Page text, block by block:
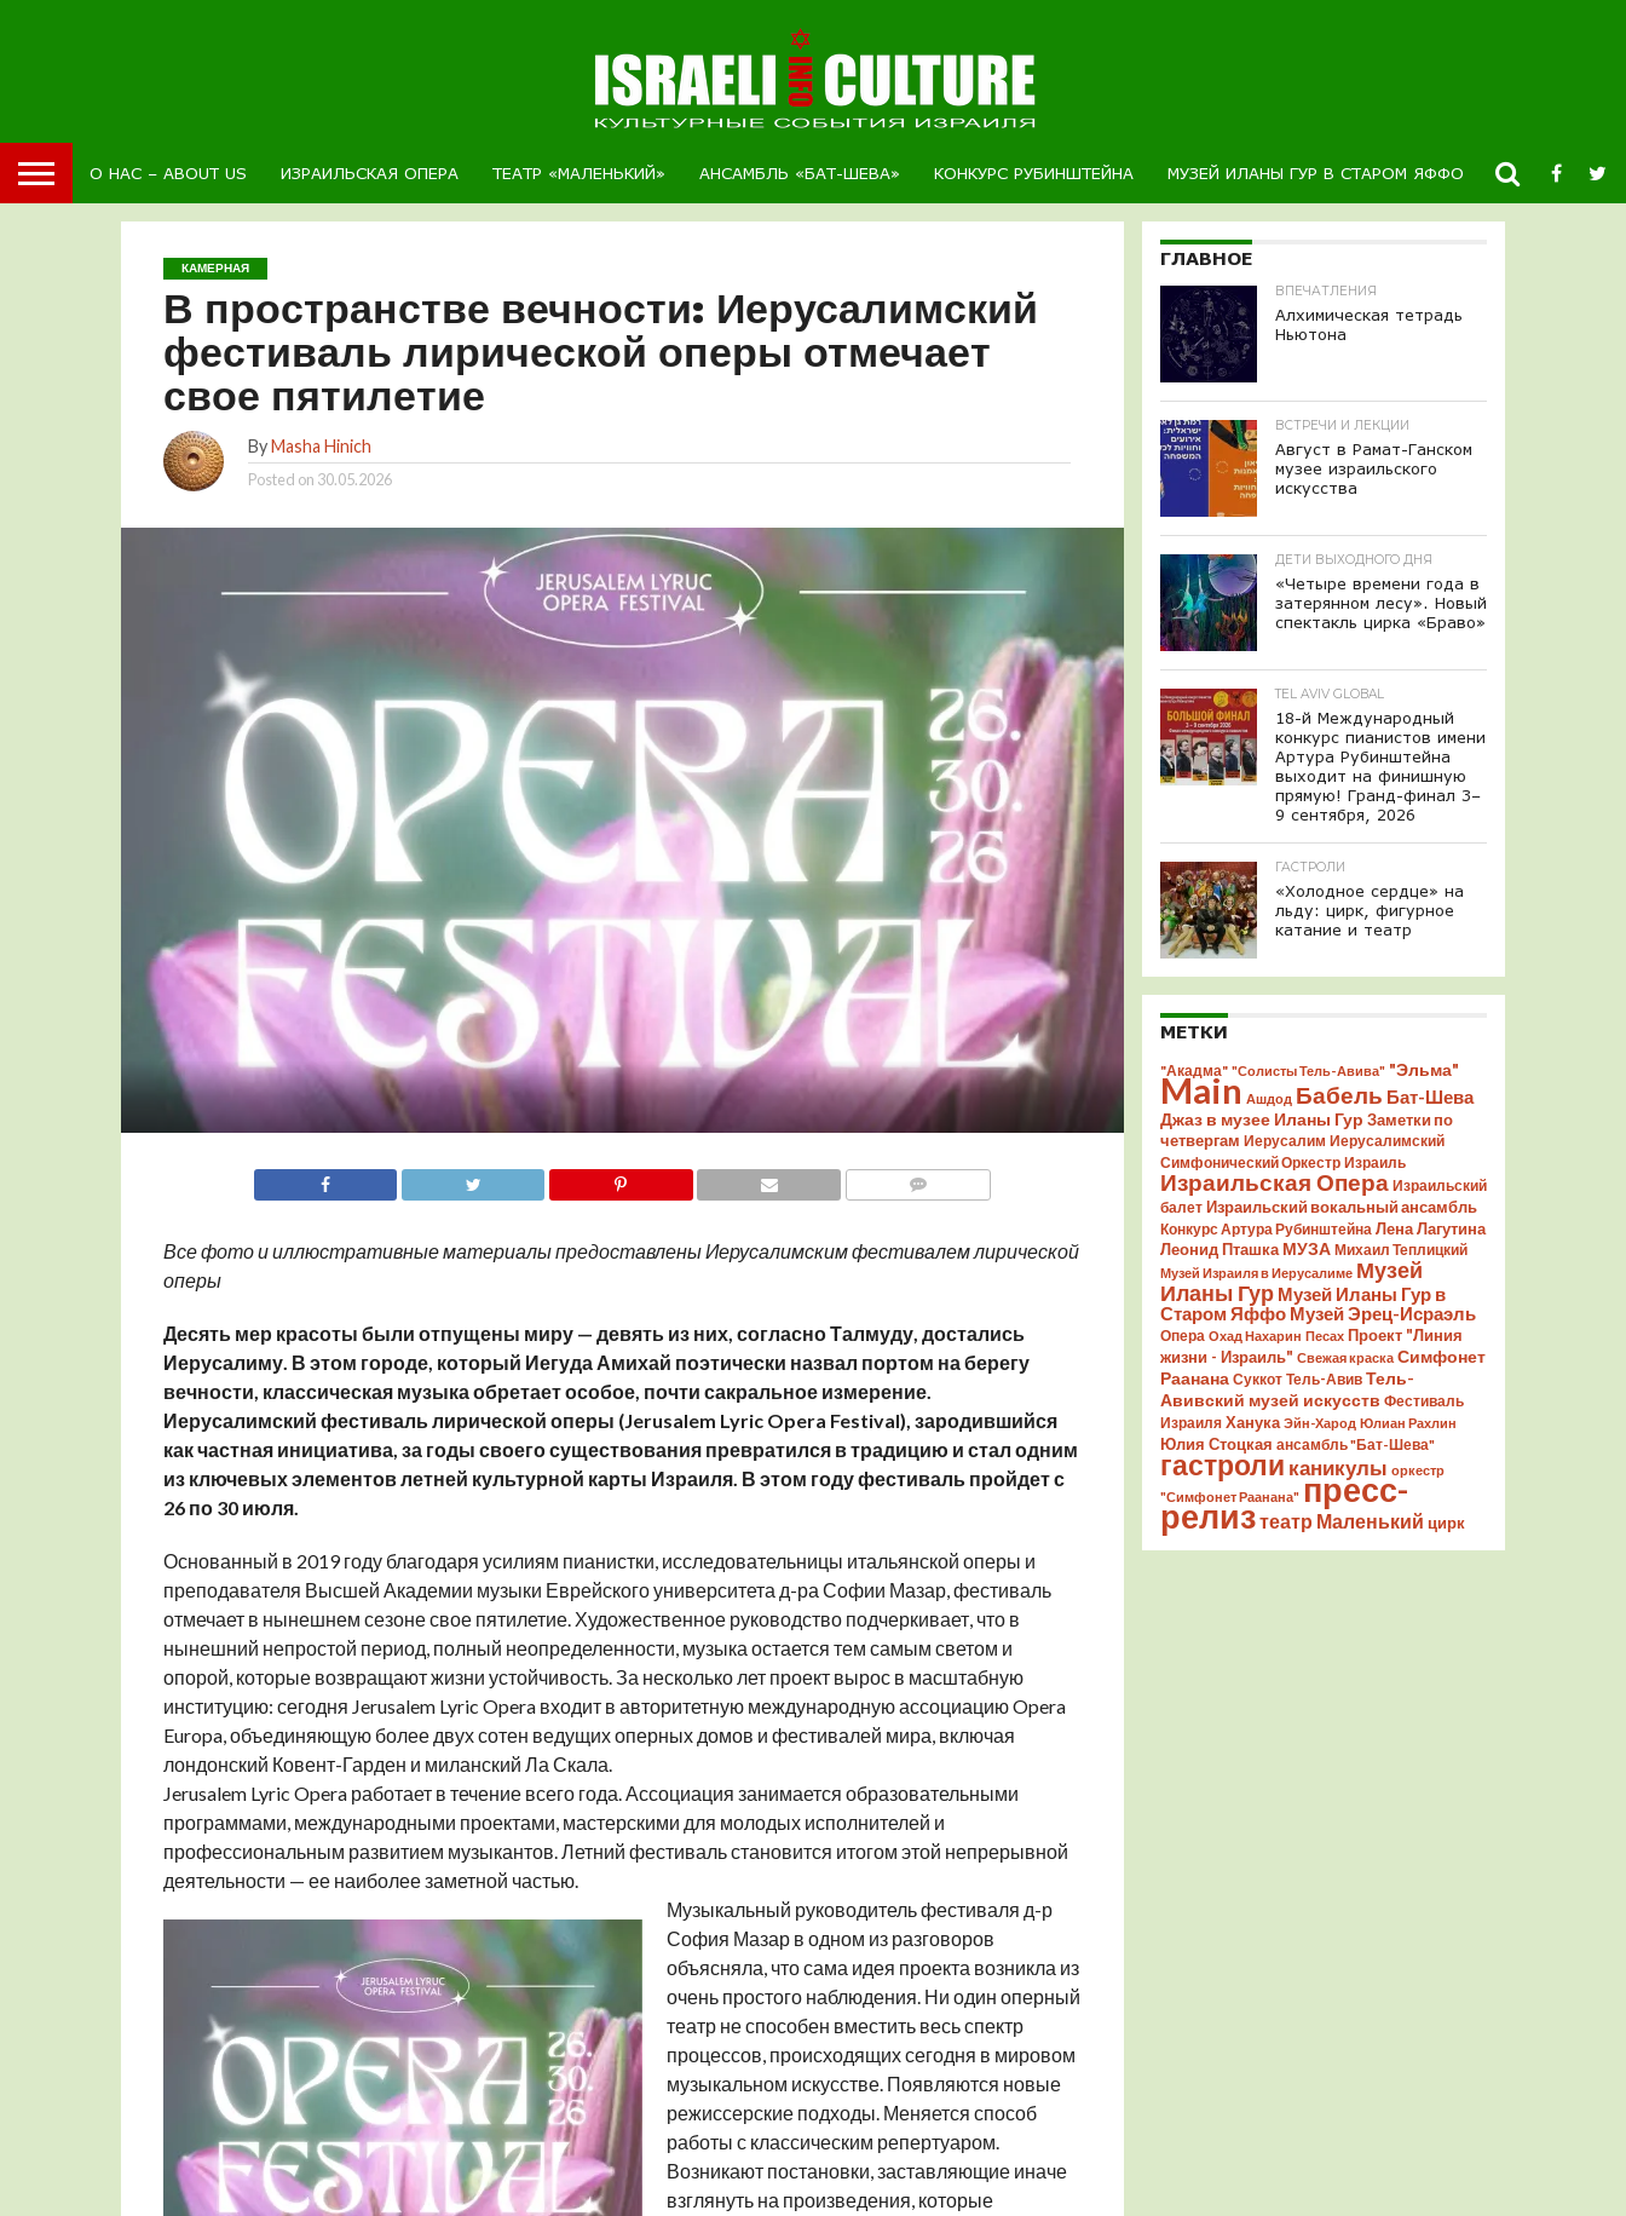
О НАС – ABOUT US ИЗРАИЛЬСКАЯ ОПЕРА ТЕАТР «МАЛЕНЬКИЙ» АНСАМБЛЬ «БАТ-ШЕВА» КОНКУРС РУБИНШТЕЙНА МУЗЕЙ ИЛАНЫ ГУР В СТАРОМ ЯФФО НОВОСТИ
КАМЕРНАЯ
В пространстве вечности: Иерусалимский
фестиваль лирической оперы отмечает
свое пятилетие
ByMasha Hinich
Posted on 30.05.2026
Все фото и иллюстративные материалы предоставлены Иерусалимским фестивалем лирической
оперы
Десять мер красоты были отпущены миру — девять из них, согласно Талмуду, достались
Иерусалиму. В этом городе, который Иегуда Амихай поэтически назвал портом на берегу
вечности, классическая музыка обретает особое, почти сакральное измерение.
Иерусалимский фестиваль лирической оперы (Jerusalem Lyric Opera Festival), зародившийся
как частная инициатива, за годы своего существования превратился в традицию и стал одним
из ключевых элементов летней культурной карты Израиля. В этом году фестиваль пройдет с
26 по 30 июля.
Основанный в 2019 году благодаря усилиям пианистки, исследовательницы итальянской оперы и
преподавателя Высшей Академии музыки Еврейского университета д-ра Софии Мазар, фестиваль
отмечает в нынешнем сезоне свое пятилетие. Художественное руководство подчеркивает, что в
нынешний непростой период, полный неопределенности, музыка остается тем самым светом и
опорой, которые возвращают жизни устойчивость. За несколько лет проект вырос в масштабную
институцию: сегодня Jerusalem Lyric Opera входит в авторитетную международную ассоциацию Opera
Europa, объединяющую более двух сотен ведущих оперных домов и фестивалей мира, включая
лондонский Ковент-Гарден и миланский Ла Скала.
Jerusalem Lyric Opera работает в течение всего года. Ассоциация занимается образовательными
программами, международными проектами, мастерскими для молодых исполнителей и
профессиональным развитием музыкантов. Летний фестиваль становится итогом этой непрерывной
деятельности — ее наиболее заметной частью.
Музыкальный руководитель фестиваля д-р
София Мазар в одном из разговоров
объясняла, что сама идея проекта возникла из
очень простого наблюдения. Ни один оперный
театр не способен вместить весь спектр
процессов, происходящих сегодня в мировом
музыкальном искусстве. Появляются новые
режиссерские подходы. Меняется способ
работы с классическим репертуаром.
Возникают постановки, заставляющие иначе
взглянуть на произведения, которые
ГЛАВНОЕ
ВПЕЧАТЛЕНИЯ
Алхимическая тетрадь
Ньютона
ВСТРЕЧИ И ЛЕКЦИИ
Август в Рамат-Ганском
музее израильского
искусства
ДЕТИ ВЫХОДНОГО ДНЯ
«Четыре времени года в
затерянном лесу». Новый
спектакль цирка «Браво»
TEL AVIV GLOBAL
18-й Международный
конкурс пианистов имени
Артура Рубинштейна
выходит на финишную
прямую! Гранд-финал 3–
9 сентября, 2026
ГАСТРОЛИ
«Холодное сердце» на
льду: цирк, фигурное
катание и театр
МЕТКИ
"Акадма" "Солисты Тель-Авива" "Эльма"
Main Ашдод Бабель Бат-Шева
Джаз в музее Иланы Гур Заметки по
четвергам Иерусалим Иерусалимский
Симфонический Оркестр Израиль
Израильская Опера Израильский
балет Израильский вокальный ансамбль
Конкурс Артура Рубинштейна Лена Лагутина
Леонид Пташка МУЗА Михаил Теплицкий
Музей Израиля в Иерусалиме Музей
Иланы Гур Музей Иланы Гур в
Старом Яффо Музей Эрец-Исраэль
Опера Охад Нахарин Песах Проект "Линия
жизни - Израиль" Свежая краска Симфонет
Раанана Суккот Тель-Авив Тель-
Авивский музей искусств Фестиваль
Израиля Ханука Эйн-Харод Юлиан Рахлин
Юлия Стоцкая ансамбль "Бат-Шева"
гастроли каникулы оркестр
"Симфонет Раанана" пресс-
релизтеатр Маленький цирк